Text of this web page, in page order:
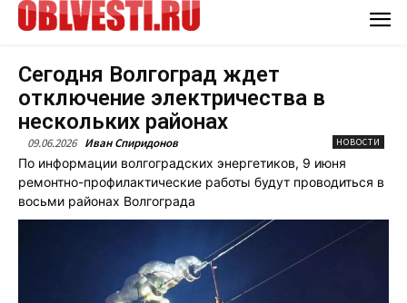
Сегодня Волгоград ждет
отключение электричества в
нескольких районах
09.06.2026 Иван Спиридонов НОВОСТИ
По информации волгоградских энергетиков, 9 июня
ремонтно-профилактические работы будут проводиться в
восьми районах Волгограда